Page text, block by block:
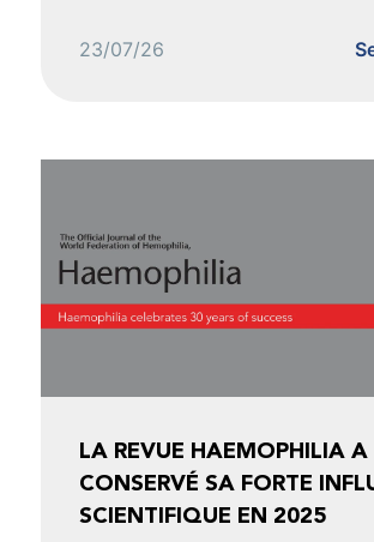
23/07/26
LA REVUE HAEMOPHILIA A
CONSERVÉ SA FORTE
SCIENTIFIQUE EN 2025